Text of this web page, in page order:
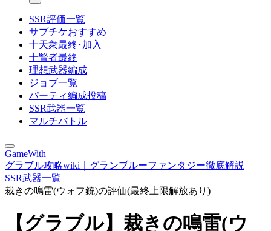
SSR評価一覧
サプチケおすすめ
十天衆最終･加入
十賢者最終
理想武器編成
ジョブ一覧
パーティ編成投稿
SSR武器一覧
マルチバトル
GameWith
グラブル攻略wiki｜グランブルーファンタジー徹底解説
SSR武器一覧
裁きの鳴雷(ウォフ銃)の評価(最終上限解放あり)
【グラブル】裁きの鳴雷(ウ